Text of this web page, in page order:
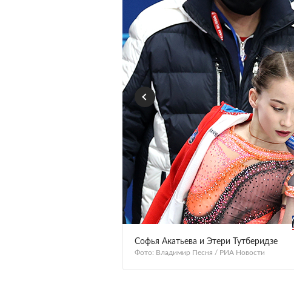
Софья Акатьева и Этери Тутберидзе
Фото: Владимир Песня / РИА Новости